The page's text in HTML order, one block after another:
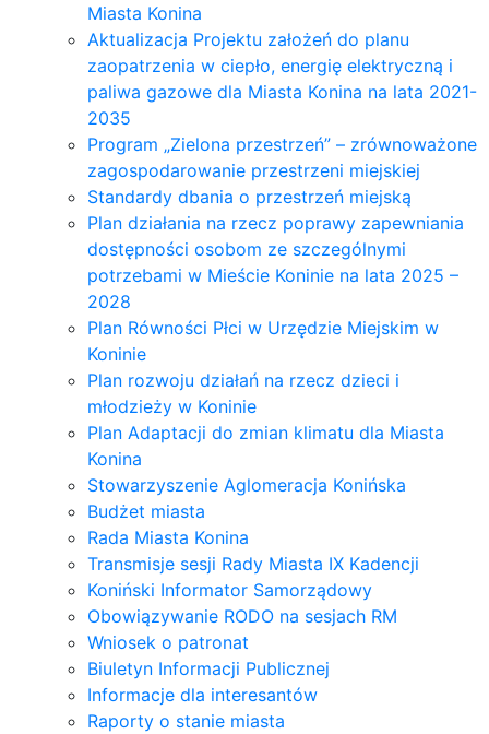
Miasta Konina
Aktualizacja Projektu założeń do planu
zaopatrzenia w ciepło, energię elektryczną i
paliwa gazowe dla Miasta Konina na lata 2021-
2035
Program „Zielona przestrzeń” – zrównoważone
zagospodarowanie przestrzeni miejskiej
Standardy dbania o przestrzeń miejską
Plan działania na rzecz poprawy zapewniania
dostępności osobom ze szczególnymi
potrzebami w Mieście Koninie na lata 2025 –
2028
Plan Równości Płci w Urzędzie Miejskim w
Koninie
Plan rozwoju działań na rzecz dzieci i
młodzieży w Koninie
Plan Adaptacji do zmian klimatu dla Miasta
Konina
Stowarzyszenie Aglomeracja Konińska
Budżet miasta
Rada Miasta Konina
Transmisje sesji Rady Miasta IX Kadencji
Koniński Informator Samorządowy
Obowiązywanie RODO na sesjach RM
Wniosek o patronat
Biuletyn Informacji Publicznej
Informacje dla interesantów
Raporty o stanie miasta